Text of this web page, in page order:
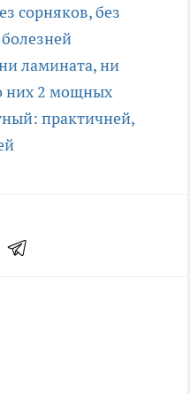
сорняков, без
ламината, ни
них 2 мощных
практичней,